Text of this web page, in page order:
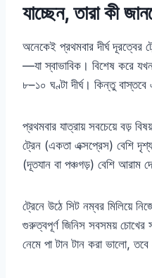
যাচ্ছেন, তারা কী
অনেকেই প্রথমবার দীর্ঘ দূরত্বের
—যা স্বাভাবিক। বিশেষ করে
৮–১০ ঘণ্টা দীর্ঘ। কিন্তু
প্রথমবার যাত্রায় সবচেয়ে বড়
ট্রেন (একতা এক্সপ্রেস) বেশি
(দূতযান বা পঞ্চগড়) বেশি আরাম
ট্রেনে উঠে সিট নম্বর মিলিয়ে
গুরুত্বপূর্ণ জিনিস সবসময় চোখের
নেমে পা টান টান করা ভালো,